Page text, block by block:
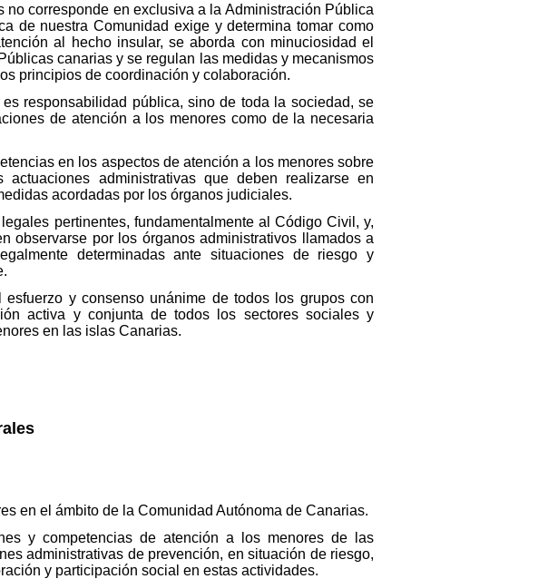
corresponde en exclusiva a la Administración Pública
de nuestra Comunidad exige y determina tomar como
al hecho insular, se aborda con minuciosidad el
canarias y se regulan las medidas y mecanismos
principios de coordinación y colaboración.
responsabilidad pública, sino de toda la sociedad, se
de atención a los menores como de la necesaria
en los aspectos de atención a los menores sobre
administrativas que deben realizarse en
acordadas por los órganos judiciales.
pertinentes, fundamentalmente al Código Civil, y,
observarse por los órganos administrativos llamados a
determinadas ante situaciones de riesgo y
y consenso unánime de todos los grupos con
activa y conjunta de todos los sectores sociales y
en las islas Canarias.
en el ámbito de la Comunidad Autónoma de Canarias.
y competencias de atención a los menores de las
administrativas de prevención, en situación de riesgo,
y participación social en estas actividades.